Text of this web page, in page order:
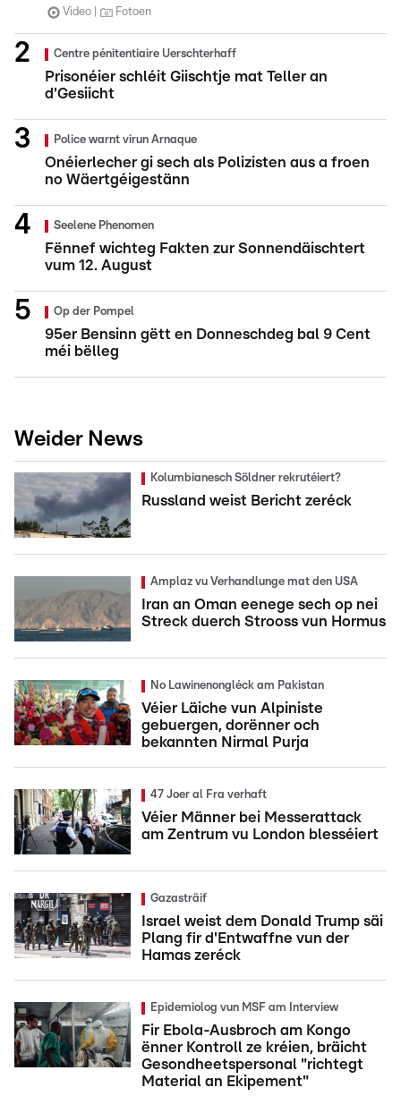
Video Fotoen
Centre pénitentiaire Uerschterhaff
Prisonéier schléit Giischtje mat Teller an
d'Gesiicht
Police warnt virun Arnaque
Onéierlecher gi sech als Polizisten aus a froen
no Wäertgéigestänn
Seelene Phenomen
Fënnef wichteg Fakten zur Sonnendäischtert
vum 12. August
Op der Pompel
95er Bensinn gëtt en Donneschdeg bal 9 Cent
méi bëlleg
Weider News
Kolumbianesch Söldner rekrutéiert?
Russland weist Bericht zeréck
Amplaz vu Verhandlunge mat den USA
Iran an Oman eenege sech op nei
Streck duerch Strooss vun Hormus
No Lawinenongléck am Pakistan
Véier Läiche vun Alpiniste
gebuergen, dorënner och
bekannten Nirmal Purja
47 Joer al Fra verhaft
Véier Männer bei Messerattack
am Zentrum vu London blesséiert
Gazasträif
Israel weist dem Donald Trump säi
Plang fir d'Entwaffne vun der
Hamas zeréck
Epidemiolog vun MSF am Interview
Fir Ebola-Ausbroch am Kongo
ënner Kontroll ze kréien, bräicht
Gesondheetspersonal "richtegt
Material an Ekipement"